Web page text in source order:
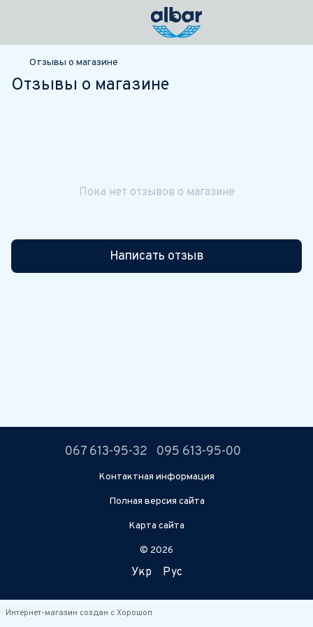
Отзывы о магазине
Отзывы о магазине
Пока нет отзывов о магазине
Написать отзыв
067 613-95-32 095 613-95-00
Контактная информация
Полная версия сайта
Карта сайта
© 2026
Укр Рус
Интернет-магазин создан с Хорошоп